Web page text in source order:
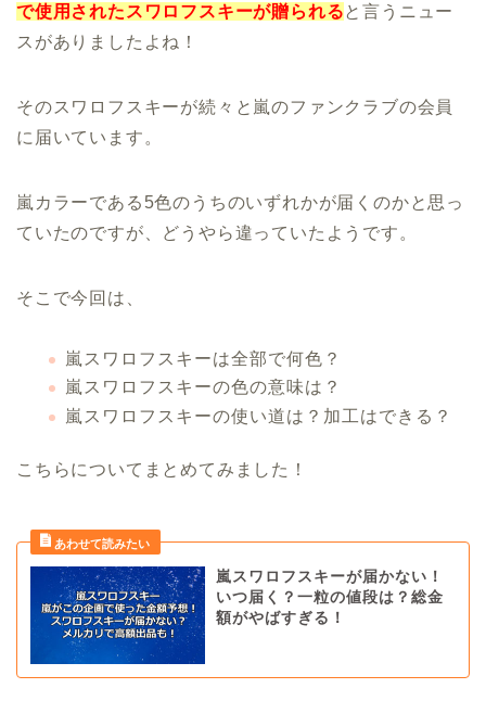
で使用されたスワロフスキーが贈られると言うニュー
スがありましたよね！
そのスワロフスキーが続々と嵐のファンクラブの会員
に届いています。
嵐カラーである5色のうちのいずれかが届くのかと思っ
ていたのですが、どうやら違っていたようです。
そこで今回は、
嵐スワロフスキーは全部で何色？
嵐スワロフスキーの色の意味は？
嵐スワロフスキーの使い道は？加工はできる？
こちらについてまとめてみました！
嵐スワロフスキーが届かない！
いつ届く？一粒の値段は？総金
額がやばすぎる！